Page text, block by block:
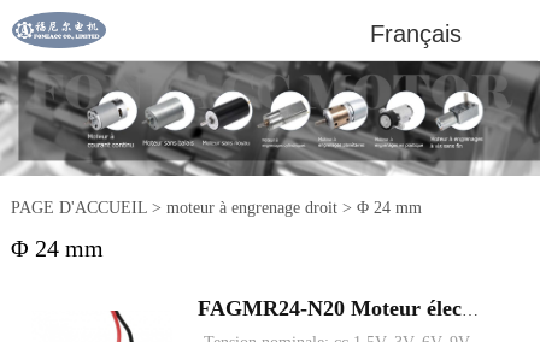
Français
PAGE D'ACCUEIL> moteur à engrenage droit> Φ 24 mm
Φ 24 mm